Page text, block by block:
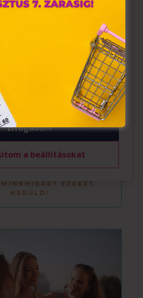
EZEKET
KERÜLD!
hírközlésről szóló 2003. évi C.
kereskedelmi szolgáltatások, az
összefüggő szolgáltatások
2001. évi CVIII. törvény, valamint
megfelelően használjuk.
az Európai Unió országain
használatához, és ezeknek a
vagy egyéb eszközén történő
hozzájárulását kell kérniük.
Elfogadom
a beállításokat